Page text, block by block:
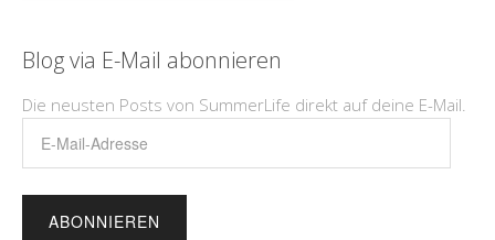
Blog via E-Mail abonnieren
Die neusten Posts von SummerLife direkt auf deine E-Mail.
Mail-